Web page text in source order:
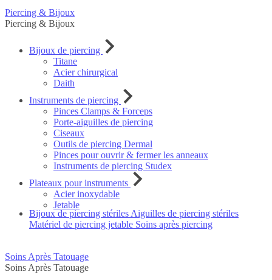
Piercing & Bijoux
Piercing & Bijoux
Bijoux de piercing
Titane
Acier chirurgical
Daith
Instruments de piercing
Pinces Clamps & Forceps
Porte-aiguilles de piercing
Ciseaux
Outils de piercing Dermal
Pinces pour ouvrir & fermer les anneaux
Instruments de piercing Studex
Plateaux pour instruments
Acier inoxydable
Jetable
Bijoux de piercing stériles Aiguilles de piercing stériles
Matériel de piercing jetable Soins après piercing
Soins Après Tatouage
Soins Après Tatouage